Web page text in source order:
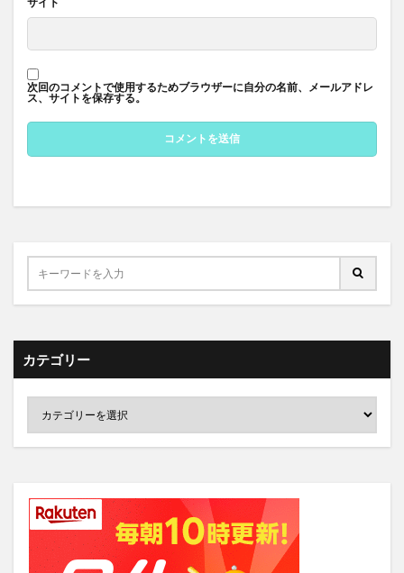
次回のコメントで使用するためブラウザーに自分の名前、メールアドレ
ス、サイトを保存する。
カテゴリー